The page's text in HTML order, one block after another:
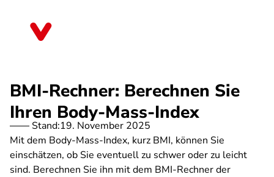
BMI-Rechner: Berechnen Sie
Ihren Body-Mass-Index
Stand:19. November 2025
Mit dem Body-Mass-Index, kurz BMI, können Sie
einschätzen, ob Sie eventuell zu schwer oder zu leicht
sind. Berechnen Sie ihn mit dem BMI-Rechner der